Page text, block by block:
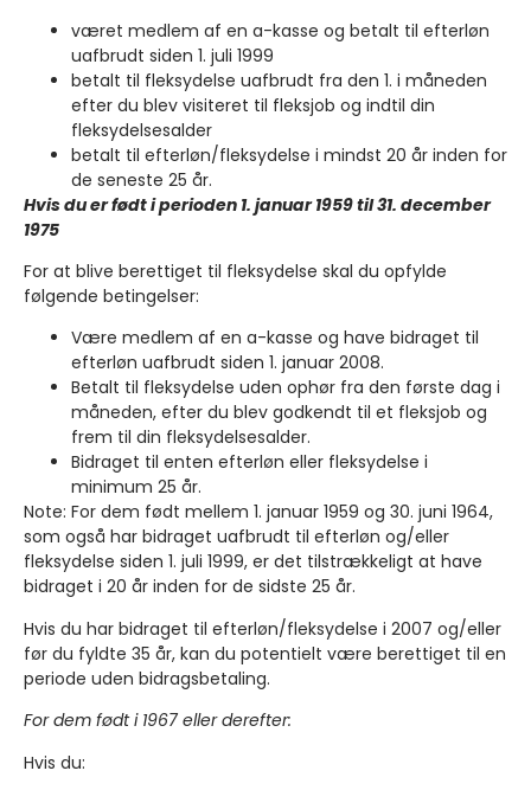
været medlem af en a-kasse og betalt til efterløn
uafbrudt siden 1. juli 1999
betalt til fleksydelse uafbrudt fra den 1. i måneden
efter du blev visiteret til fleksjob og indtil din
fleksydelsesalder
betalt til efterløn/fleksydelse i mindst 20 år inden for
de seneste 25 år.
Hvis du er født i perioden 1. januar 1959 til 31. december
1975
For at blive berettiget til fleksydelse skal du opfylde
følgende betingelser:
Være medlem af en a-kasse og have bidraget til
efterløn uafbrudt siden 1. januar 2008.
Betalt til fleksydelse uden ophør fra den første dag i
måneden, efter du blev godkendt til et fleksjob og
frem til din fleksydelsesalder.
Bidraget til enten efterløn eller fleksydelse i
minimum 25 år.
Note: For dem født mellem 1. januar 1959 og 30. juni 1964,
som også har bidraget uafbrudt til efterløn og/eller
fleksydelse siden 1. juli 1999, er det tilstrækkeligt at have
bidraget i 20 år inden for de sidste 25 år.
Hvis du har bidraget til efterløn/fleksydelse i 2007 og/eller
før du fyldte 35 år, kan du potentielt være berettiget til en
periode uden bidragsbetaling.
For dem født i 1967 eller derefter:
Hvis du: